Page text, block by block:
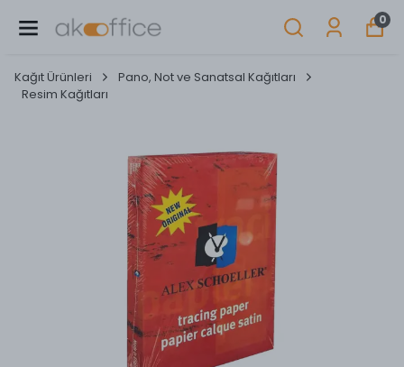
0
Kağıt Ürünleri
Pano, Not ve Sanatsal Kağıtları
Resim Kağıtları